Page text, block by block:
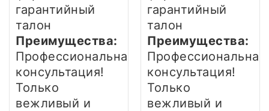
гарантийный
талон
Преимущества:
Профессиональная
консультация!
Только
вежливый и
гарантийный
талон
Преимущества:
Профессиональная
консультация!
Только
вежливый и